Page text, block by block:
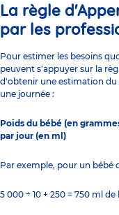
La règle
par les
Pour estimer les besoins
peuvent s'appuyer sur la
d'obtenir une estimation du
une journée :
Poids du bébé (en
par jour (en ml)
Par exemple, pour un bébé
5 000 ÷ 10 + 250 = 750 ml